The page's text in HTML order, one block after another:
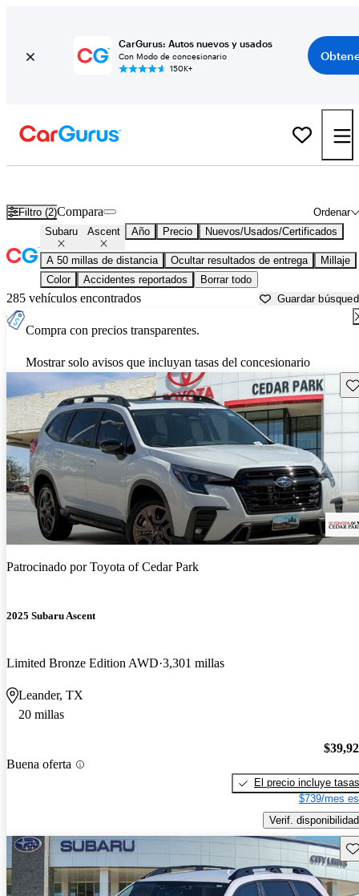
CarGurus: Autos nuevos y usados
Con Modo de concesionario
150K+
Filtro (2) Ordenar
Compara
Subaru Ascent Año Precio Nuevos/Usados/Certificados
A 50 millas de distancia Ocultar resultados de entrega
Millaje
Color
Accidentes reportados Borrar todo
285 vehículos encontrados Guardar
Compra con precios transparentes.
Mostrar solo avisos que incluyan tasas del concesionario
Patrocinado porToyota of Cedar Park
2025 Subaru Ascent
Limited Bronze Edition AWD 3,301 millas
Leander, TX
20 millas
Buena oferta
El precio incluye tasas
$739/mes
Verif. disponibilidad